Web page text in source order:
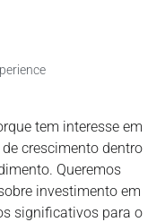
tem interesse em
crescimento dentro
Queremos
investimento em
significativos para o